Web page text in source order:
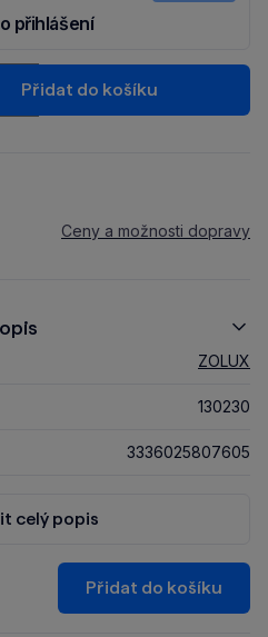
přihlášení
+
Přidat do košíku
Ceny a možnosti dopravy
ZOLUX
130230
3336025807605
celý popis
Přidat do košíku